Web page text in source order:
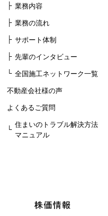
業務内容
業務の流れ
サポート体制
先輩のインタビュー
全国施工ネットワーク一覧
不動産会社様の声
よくあるご質問
住まいのトラブル解決方法
マニュアル